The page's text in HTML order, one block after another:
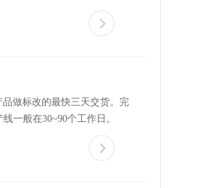
做标改的最快三天交货。完
一般在30~90个工作日。